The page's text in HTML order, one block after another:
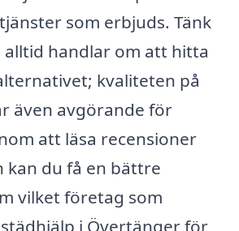
som erbjuds. Tänk
handlar om att hitta
kvaliteten på
även avgörande för
att läsa recensioner
kan du få en bättre
vilket företag som
i Övertänger för